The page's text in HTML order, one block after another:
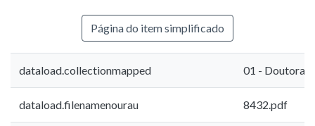
Página do item simplificado
dataload.collectionmapped 01 -
dataload.filenamenourau 8432.pdf